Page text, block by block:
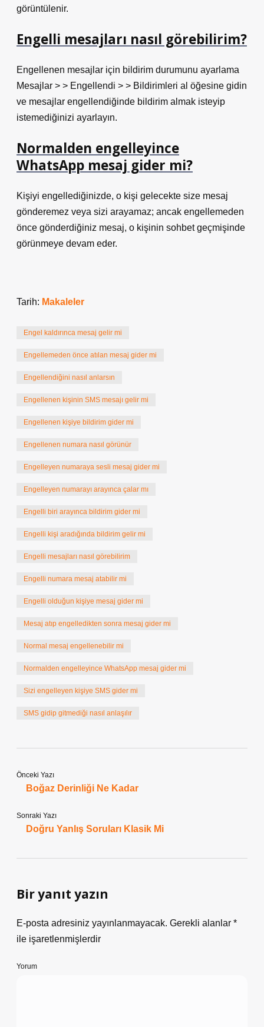
görüntülenir.
Engelli mesajları nasıl görebilirim?
Engellenen mesajlar için bildirim durumunu ayarlama
Mesajlar > > Engellendi > > Bildirimleri al öğesine gidin
ve mesajlar engellendiğinde bildirim almak isteyip
istemediğinizi ayarlayın.
Normalden engelleyince
WhatsApp mesaj gider mi?
Kişiyi engellediğinizde, o kişi gelecekte size mesaj
gönderemez veya sizi arayamaz; ancak engellemeden
önce gönderdiğiniz mesaj, o kişinin sohbet geçmişinde
görünmeye devam eder.
Tarih: Makaleler
Engel kaldırınca mesaj gelir mi
Engellemeden önce atılan mesaj gider mi
Engellendiğini nasıl anlarsın
Engellenen kişinin SMS mesajı gelir mi
Engellenen kişiye bildirim gider mi
Engellenen numara nasıl görünür
Engelleyen numaraya sesli mesaj gider mi
Engelleyen numarayı arayınca çalar mı
Engelli biri arayınca bildirim gider mi
Engelli kişi aradığında bildirim gelir mi
Engelli mesajları nasıl görebilirim
Engelli numara mesaj atabilir mi
Engelli olduğun kişiye mesaj gider mi
Mesaj atıp engelledikten sonra mesaj gider mi
Normal mesaj engellenebilir mi
Normalden engelleyince WhatsApp mesaj gider mi
Sizi engelleyen kişiye SMS gider mi
SMS gidip gitmediği nasıl anlaşılır
Önceki Yazı
Boğaz Derinliği Ne Kadar
Sonraki Yazı
Doğru Yanlış Soruları Klasik Mi
Bir yanıt yazın
E-posta adresiniz yayınlanmayacak. Gerekli alanlar *
ile işaretlenmişlerdir
Yorum